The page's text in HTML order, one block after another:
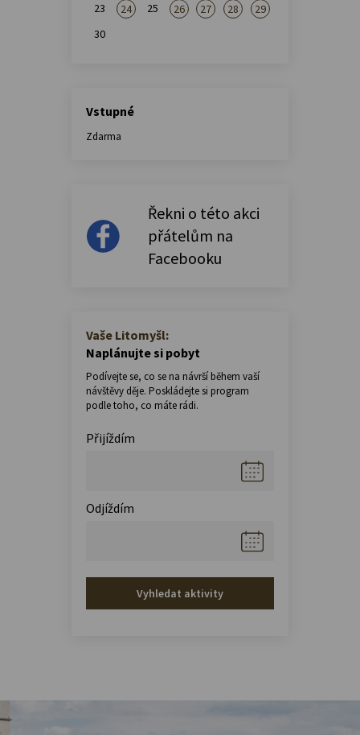
23
24 25 26 27 28
29
30
Vstupné
Zdarma
Řekni o této akci
přátelům na
Facebooku
Vaše Litomyšl:
Naplánujte si pobyt
Podívejte se, co se na návrší během vaší
návštěvy děje. Poskládejte si program
podle toho, co máte rádi.
Přijíždím
Odjíždím
Vyhledat aktivity